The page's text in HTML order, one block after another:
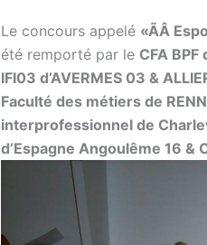
Le concours appelé «ÃÂ
été remporté par le CFA
IFI03 d’AVERMES 03 &
Faculté des métiers de
interprofessionnel de
d’Espagne Angoulême 16 &